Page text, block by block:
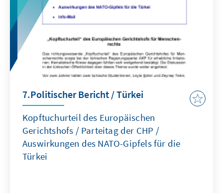
7.Politischer Bericht / Türkei
Kopftuchurteil des Europäischen
Gerichtshofs / Parteitag der CHP /
Auswirkungen des NATO-Gipfels für die
Türkei